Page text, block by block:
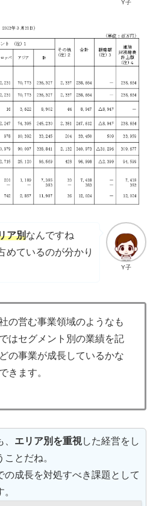
Y子
Y子
ア別なんですね
めているのが分かり
の営む事業領域のようなも
はセグメント別の業績を記
の事業が成長しているかな
きます。
エリア別を重視した経営をし
とだね。
の成長を対処すべき課題として